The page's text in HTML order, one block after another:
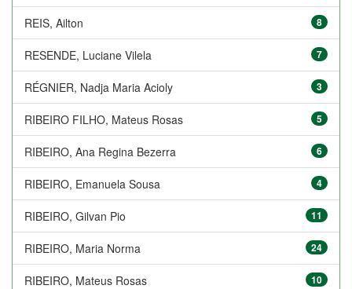
REIS, Ailton 8
RESENDE, Luciane Vilela 7
RÉGNIER, Nadja Maria Acioly 3
RIBEIRO FILHO, Mateus Rosas 5
RIBEIRO, Ana Regina Bezerra 6
RIBEIRO, Emanuela Sousa 4
RIBEIRO, Gilvan Pio 11
RIBEIRO, Maria Norma 24
RIBEIRO, Mateus Rosas 10